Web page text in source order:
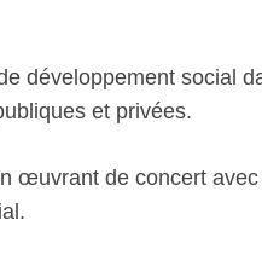
développement social
et privées.
œuvrant de concert